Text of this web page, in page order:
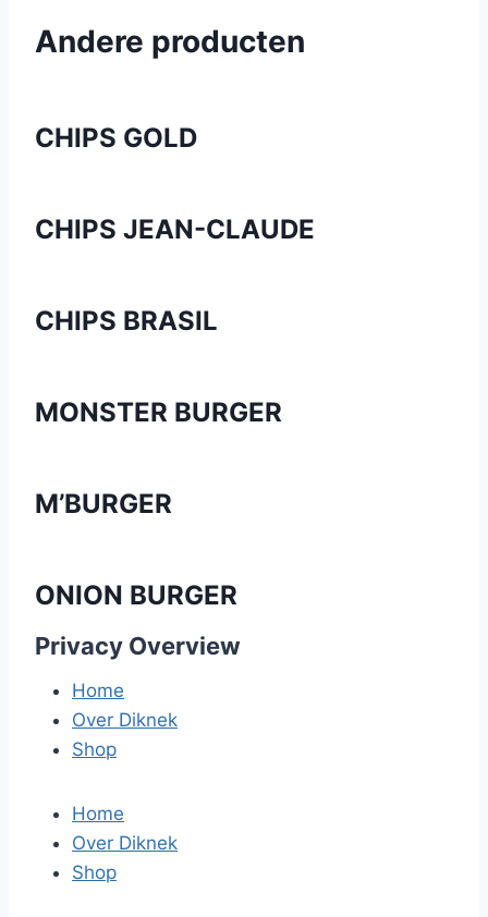
Andere producten
CHIPS GOLD
CHIPS JEAN-CLAUDE
CHIPS BRASIL
MONSTER BURGER
M’BURGER
ONION BURGER
Privacy Overview
Home
Over Diknek
Shop
Home
Over Diknek
Shop